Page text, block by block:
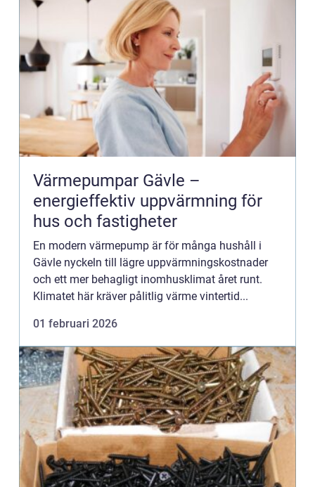
Värmepumpar Gävle –
energieffektiv uppvärmning för
hus och fastigheter
En modern värmepump är för många hushåll i
Gävle nyckeln till lägre uppvärmningskostnader
och ett mer behagligt inomhusklimat året runt.
Klimatet här kräver pålitlig värme vintertid...
01 februari 2026